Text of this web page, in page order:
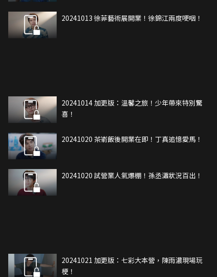
20241013 徐菲藝術展開業！徐錦江兩度哽咽！
20241014 加更版：溫馨之旅！少年帶來特別驚
喜！
20241020 茶嵛飯後開業在即！丁真追憶愛馬！
20241020 試營業人氣爆棚！孫丞瀟狀況百出！
20241021 加更版：七彩大本營，陳雨濃現場玩
梗！